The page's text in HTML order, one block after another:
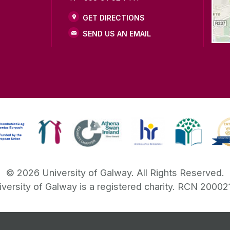
GET DIRECTIONS
SEND US AN EMAIL
© 2026 University of Galway. All Rights Reserved.
of Galway is a registered charity. RCN